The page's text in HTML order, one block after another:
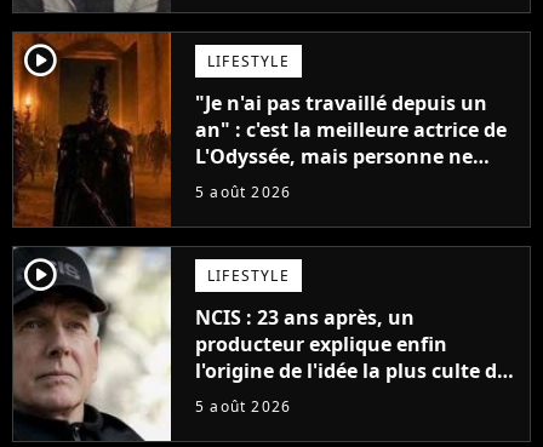
player2 LIFESTYLE
"Je n'ai pas travaillé depuis un
an" : c'est la meilleure actrice de
L'Odyssée, mais personne ne
veut lui donner de rôle au
5 août 2026
player2 LIFESTYLE
NCIS : 23 ans après, un
producteur explique enfin
l'origine de l'idée la plus culte de
la série (et on ne parle pas du
5 août 2026